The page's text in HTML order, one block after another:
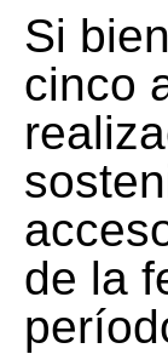
Si
cinco
de la